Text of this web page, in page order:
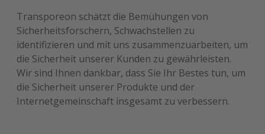
Transporeon schätzt die Bemühungen von
Sicherheitsforschern, Schwachstellen zu
identifizieren und mit uns zusammenzuarbeiten, um
die Sicherheit unserer Kunden zu gewährleisten.
Wir sind Ihnen dankbar, dass Sie Ihr Bestes tun, um
die Sicherheit unserer Produkte und der
Internetgemeinschaft insgesamt zu verbessern.